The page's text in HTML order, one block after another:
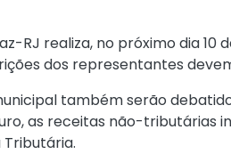
RJ realiza, no próximo dia
dos representantes
também serão
as receitas não-tributárias